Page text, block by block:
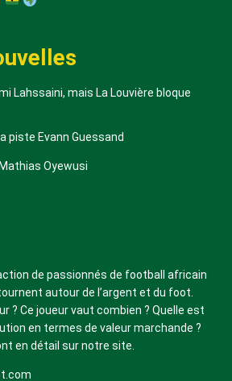
Lahssaini, mais La Louvière bloque
piste Evann Guessand
Oyewusi
de passionnés de football africain
autour de l’argent et du foot.
? Ce joueur vaut combien ? Quelle est
en termes de valeur marchande ?
en détail sur notre site.